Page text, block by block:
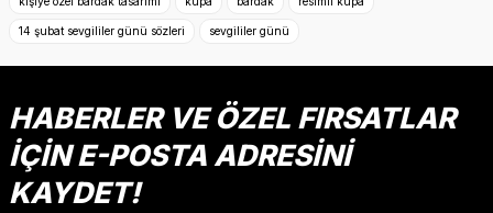
Ürün resmi kalitesiz, bozuk veya görüntülenemiyor.
Ürün açıklamasında eksik bilgiler bulunuyor.
Ürün bilgilerinde hatalar bulunuyor.
Ürün fiyatı diğer sitelerden daha pahalı.
Bu ürüne benzer farklı alternatifler olmalı.
14 şubat sevgililer günü sözleri sevgililer günü
HABERLER VE ÖZEL FIRSATLAR
İÇİN E-POSTA ADRESİNİ
KAYDET!